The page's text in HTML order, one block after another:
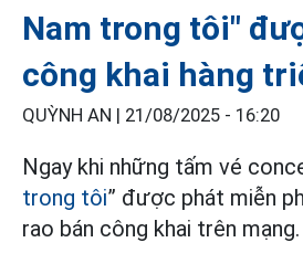
Nam trong tôi"
công khai hàng
QUỲNH AN | 21/08/2025 - 16:20
Ngay khi những tấm vé
trong tôi” được phát miễn
rao bán công khai trên mạng.